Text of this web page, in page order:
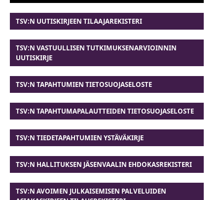
TSV:N UUTISKIRJEEN TILAAJAREKISTERI
TSV:N VASTUULLISEN TUTKIMUKSENARVIOINNIN
UUTISKIRJE
TSV:N TAPAHTUMIEN TIETOSUOJASELOSTE
TSV:N TAPAHTUMAPALAUTTEIDEN TIETOSUOJASELOSTE
TSV:N TIEDETAPAHTUMIEN YSTÄVÄKIRJE
TSV:N HALLITUKSEN JÄSENVAALIN EHDOKASREKISTERI
TSV:N AVOIMEN JULKAISEMISEN PALVELUIDEN